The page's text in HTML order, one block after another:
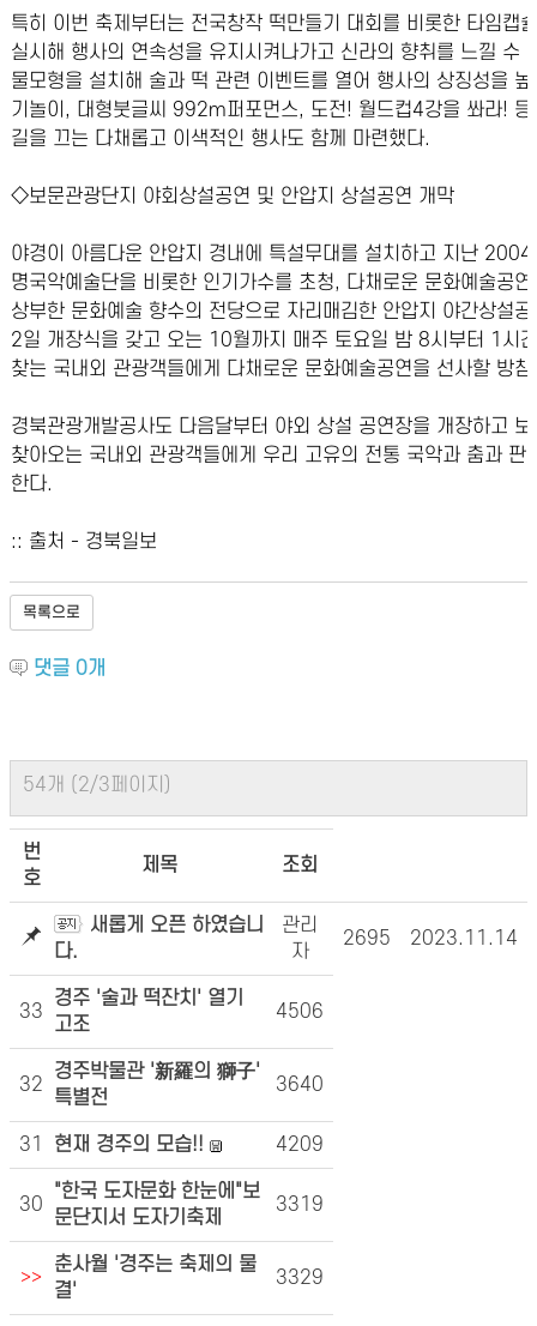
특히 이번 축제부터는 전국창작 떡만들기 대회를 비롯한 타임캡
실시해 행사의 연속성을 유지시켜나가고 신라의 향취를 느낄 수
물모형을 설치해 술과 떡 관련 이벤트를 열어 행사의 상징성을
기놀이, 대형붓글씨 992m퍼포먼스, 도전! 월드컵4강을 쏴라! 등
길을 끄는 다채롭고 이색적인 행사도 함께 마련했다.
◇보문관광단지 야회상설공연 및 안압지 상설공연 개막
야경이 아름다운 안압지 경내에 특설무대를 설치하고 지난
명국악예술단을 비롯한 인기가수를 초청, 다채로운 문화예술공
상부한 문화예술 향수의 전당으로 자리매김한 안압지 야간상설
2일 개장식을 갖고 오는 10월까지 매주 토요일 밤 8시부터 1시
찾는 국내외 관광객들에게 다채로운 문화예술공연을 선사할 방침
경북관광개발공사도 다음달부터 야외 상설 공연장을 개장하고
찾아오는 국내외 관광객들에게 우리 고유의 전통 국악과 춤과 판
한다.
:: 출처 - 경북일보
목록으로
댓글 0개
54개 (2/3페이지)
번
호
제목 조회
새롭게 오픈 하였습니
다.
관리
자
2695 2023.11.14
33
경주 '술과 떡잔치' 열기
고조
4506
32
경주박물관 '新羅의 獅子'
특별전
3640
31 현재 경주의 모습!! 4209
30
"한국 도자문화 한눈에"보
문단지서 도자기축제
3319
>>
춘사월 '경주는 축제의 물
결'
3329